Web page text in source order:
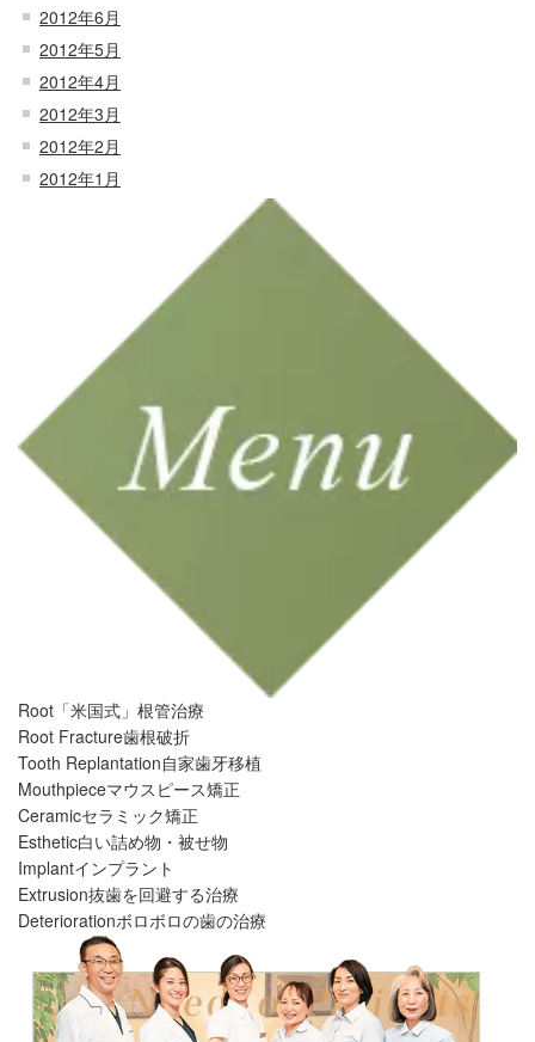
2012年6月
2012年5月
2012年4月
2012年3月
2012年2月
2012年1月
Root「米国式」根管治療
Root Fracture歯根破折
Tooth Replantation 自家歯牙移植
Mouthpieceマウスピース矯正
Ceramicセラミック矯正
Esthetic白い詰め物・被せ物
Implantインプラント
Extrusion抜歯を回避する治療
Deteriorationボロボロの歯の治療